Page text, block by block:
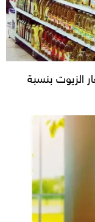
الزيوت بنسبة